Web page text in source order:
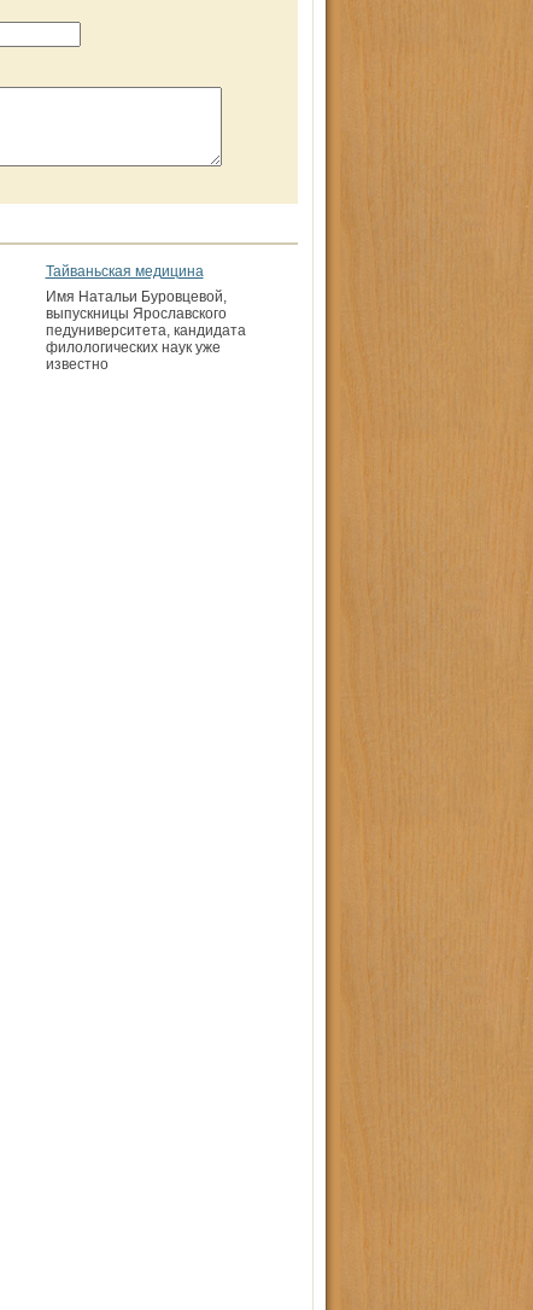
Тайваньская медицина
Имя Натальи Буровцевой,
выпускницы Ярославского
педуниверситета, кандидата
филологических наук уже
известно